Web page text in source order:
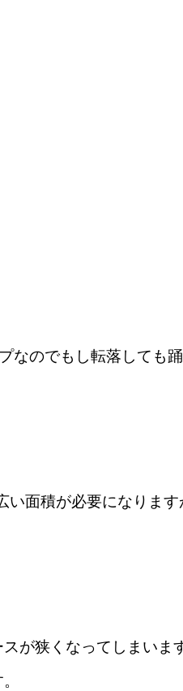
のでもし転落しても
面積が必要になりま
が狭くなってしまいま